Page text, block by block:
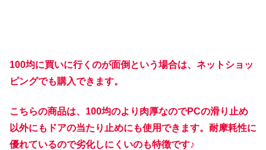
100均に買いに行くのが面倒という場合は、ネットショッ
ピングでも購入できます。
こちらの商品は、100均のより肉厚なのでPCの滑り止め
以外にもドアの当たり止めにも使用できます。耐摩耗性に
優れているので劣化しにくいのも特徴です♪